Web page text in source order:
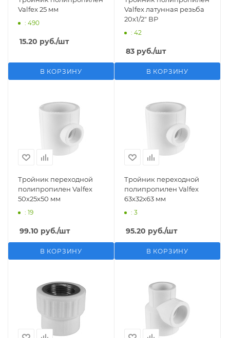
Valfex 25 мм
: 490
15.20 руб./шт
В КОРЗИНУ
Valfex латунная резьба
20х1/2" ВР
: 42
83 руб./шт
В КОРЗИНУ
Тройник переходной
полипропилен Valfex
50х25х50 мм
: 19
99.10 руб./шт
В КОРЗИНУ
Тройник переходной
полипропилен Valfex
63х32х63 мм
: 3
95.20 руб./шт
В КОРЗИНУ